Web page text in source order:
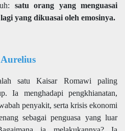
satu orang yang menguasai
yang dikuasai oleh emosinya.
satu Kaisar Romawi paling
Ia menghadapi pengkhianatan,
penyakit, serta krisis ekonomi
sebagai penguasa yang luar